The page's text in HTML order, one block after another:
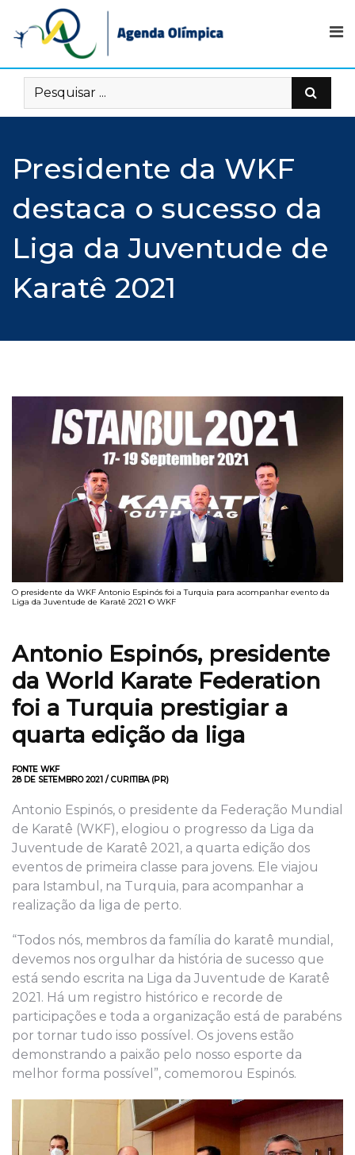
content
Presidente da WKF
destaca o sucesso da
Liga da Juventude de
Karatê 2021
O presidente da WKF Antonio Espinós foi a Turquia para acompanhar evento da
Liga da Juventude de Karatê 2021 © WKF
Antonio Espinós, presidente
da World Karate Federation
foi a Turquia prestigiar a
quarta edição da liga
FONTE WKF
28 DE SETEMBRO 2021 / CURITIBA (PR)
Antonio Espinós, o presidente da Federação Mundial
de Karatê (WKF), elogiou o progresso da Liga da
Juventude de Karatê 2021, a quarta edição dos
eventos de primeira classe para jovens. Ele viajou
para Istambul, na Turquia, para acompanhar a
realização da liga de perto.
“Todos nós, membros da família do karatê mundial,
devemos nos orgulhar da história de sucesso que
está sendo escrita na Liga da Juventude de Karatê
2021. Há um registro histórico e recorde de
participações e toda a organização está de parabéns
por tornar tudo isso possível. Os jovens estão
demonstrando a paixão pelo nosso esporte da
melhor forma possível”, comemorou Espinós.